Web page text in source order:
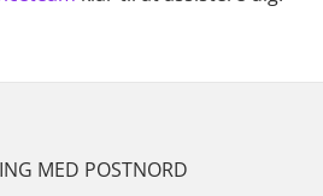
MED POSTNORD